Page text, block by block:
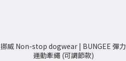
挪威 Non-stop dogwear | BUNGEE 彈力
運動牽繩 (可調節款)